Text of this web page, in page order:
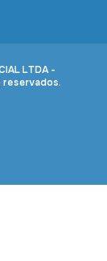
LTDA -
reservados.